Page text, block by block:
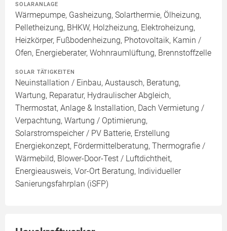
SOLARANLAGE
Wärmepumpe, Gasheizung, Solarthermie, Ölheizung,
Pelletheizung, BHKW, Holzheizung, Elektroheizung,
Heizkörper, Fußbodenheizung, Photovoltaik, Kamin /
Ofen, Energieberater, Wohnraumlüftung, Brennstoffzelle
SOLAR TÄTIGKEITEN
Neuinstallation / Einbau, Austausch, Beratung,
Wartung, Reparatur, Hydraulischer Abgleich,
Thermostat, Anlage & Installation, Dach Vermietung /
Verpachtung, Wartung / Optimierung,
Solarstromspeicher / PV Batterie, Erstellung
Energiekonzept, Fördermittelberatung, Thermografie /
Wärmebild, Blower-Door-Test / Luftdichtheit,
Energieausweis, Vor-Ort Beratung, Individueller
Sanierungsfahrplan (iSFP)